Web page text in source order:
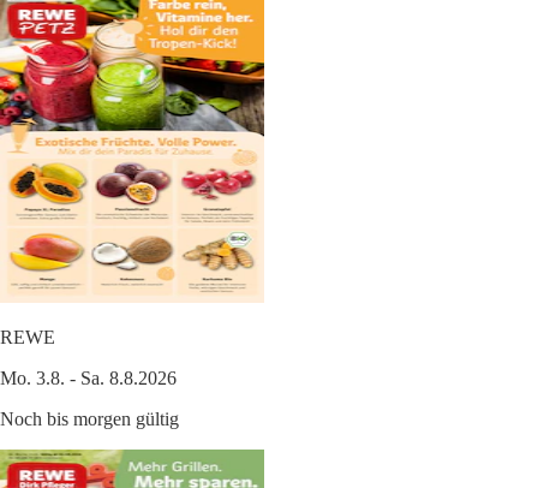
REWE
Mo. 3.8. - Sa. 8.8.2026
Noch bis morgen gültig